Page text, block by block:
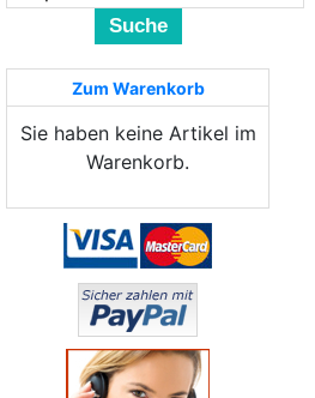
Suche
Zum Warenkorb
Sie haben keine Artikel im
Warenkorb.